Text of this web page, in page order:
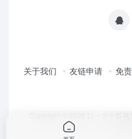
关于我们 友链申请 免